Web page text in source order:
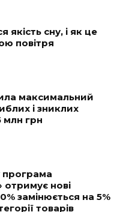
якість сну, і як це
повітря
максимальний
і зниклих
млн грн
програма
нові
замінюється на 5%
товарів